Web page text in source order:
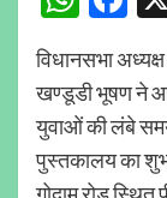
विधानसभा
खण्डूडी भूषण ने आज
युवाओं की लंबे
पुस्तकालय का
गोदाम रोड स्थित